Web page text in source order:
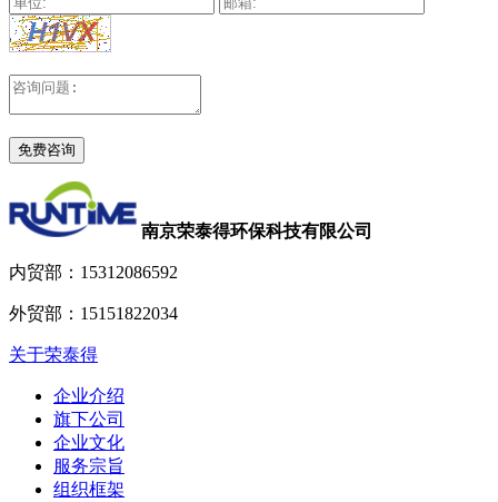
南京荣泰得环保科技有限公司
内贸部： 15312086592
外贸部： 15151822034
关于荣泰得
企业介绍
旗下公司
企业文化
服务宗旨
组织框架